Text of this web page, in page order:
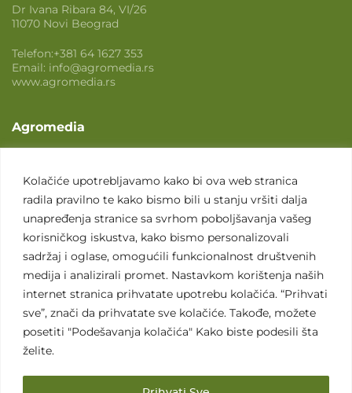
Kolačiće upotrebljavamo kako bi ova web stranica
radila pravilno te kako bismo bili u stanju vršiti dalja
unapređenja stranice sa svrhom poboljšavanja vašeg
korisničkog iskustva, kako bismo personalizovali
sadržaj i oglase, omogućili funkcionalnost društvenih
medija i analizirali promet. Nastavkom korištenja naših
internet stranica prihvatate upotrebu kolačića. “Prihvati
sve”, znači da prihvatate sve kolačiće. Takođe, možete
posetiti "Podešavanja kolačića" Kako biste podesili šta
želite.
Dr Ivana Ribara 84, VI/26
11070 Novi Beograd
Telefon:+381 64 1627 353
Email: info@agromedia.rs
www.agromedia.rs
Agromedia
Svet poljoprivrede
Marketing usluge
Tražimo saradnike
Kontakt
Kontakt